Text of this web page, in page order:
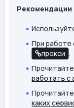
Рекомендации
При работе
прокси .
работать с
каких